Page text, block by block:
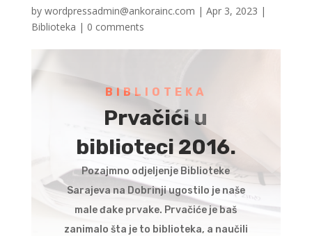
by wordpressadmin@ankorainc.com | Apr 3, 2023 |
Biblioteka | 0 comments
BIBLIOTEKA
Prvačići u
biblioteci 2016.
Pozajmno odjeljenje Biblioteke
Sarajeva na Dobrinji ugostilo je naše
male đake prvake. Prvačiće je baš
zanimalo šta je to biblioteka, a naučili